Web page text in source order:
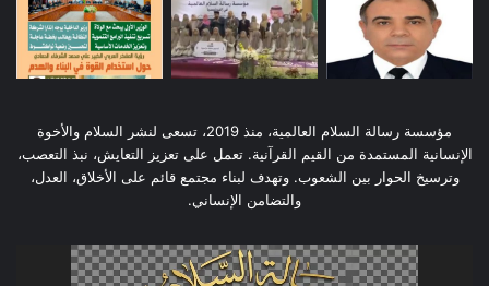
مؤسسة رسالة السلام العالمية، منذ 2019، تسعى لنشر السلام والأخوة
الإنسانية المستمدة من القيم القرآنية. تعمل على تعزيز التعايش، نبذ التعصب،
وترسيخ الحوار بين الشعوب. وتهدف لبناء مجتمع قائم على الأخلاق، العدل،
والتضامن الإنساني.